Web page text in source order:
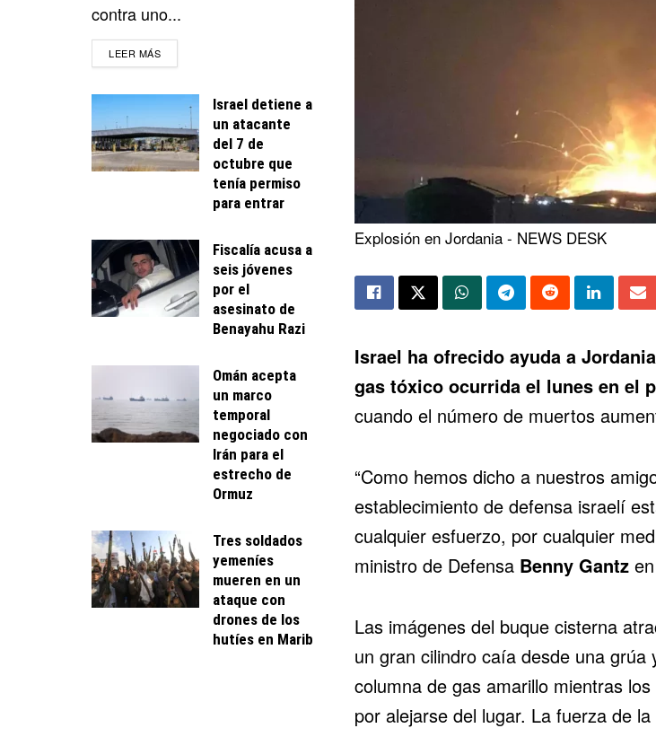
Explosión en Jordania - NEWS DESK
Israel ha ofrecido ayuda a
gas tóxicoocurrida el lunes en el
cuando el número de muertos
“Como hemos dicho a nuestros
establecimiento de defensa israelí
cualquier esfuerzo, por cualquier
ministro de Defensa Benny Gantzen
Las imágenes del buque cisterna
un gran cilindro caía desde una grúa
columna de gas amarillo mientras
por alejarse del lugar. La fuerza de
contra uno...
LEER MÁSDETAILS
Israel detiene a
un atacante
del 7 de
octubre que
tenía permiso
para entrar
Fiscalía acusa a
seis jóvenes
por el
asesinato de
Benayahu Razi
Omán acepta
un marco
temporal
negociado con
Irán para el
estrecho de
Ormuz
Tres soldados
yemeníes
mueren en un
ataque con
drones de los
hutíes en Marib